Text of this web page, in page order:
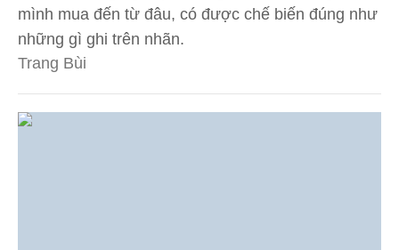
mình mua đến từ đâu, có được chế biến đúng như
những gì ghi trên nhãn.
Trang Bùi